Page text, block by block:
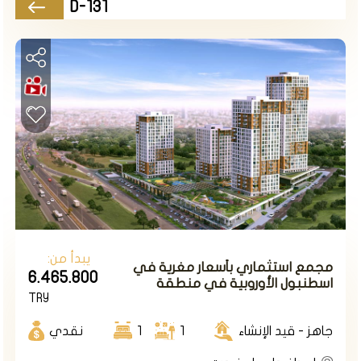
يحتوي المشروع على 1683 وحدة سكنية تتوزع على 27 كتلة
يتخللها ميدان وساحات ومحلات تجارية.
مساحة أرض المشروع 67.000 م2، تتوفر نماذج شقق من 0+1
إلى 4.5+1.
يحتوي المشروع على 121 محل تجاري ستشكل سوق وميدان
جديد سيكون مليء بالمطاعم والمقاهي ومختلف الماركات
العالمية ستلبي احتياجات سكان المجمع والمنطقة على
حد سواء.
الأسعار تبدأ من 120 ألف دولار أمريكي لشقة 1+1
طريقة الدفع 50% الان والباقي أقساط على 12 شهرا
D-131
مجمع استثماري بأسعار مغرية في
اسطنبول الأوروبية في منطقة
يبدأ من:
6.465.800
TRY
جاهز - قيد الإنشاء 1
1 نقدي